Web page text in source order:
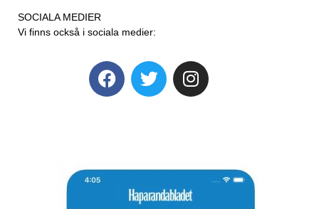
SOCIALA MEDIER
Vi finns också i sociala medier: